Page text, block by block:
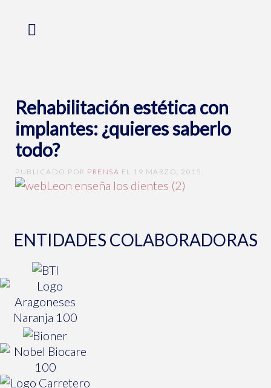
Rehabilitación estética con
implantes: ¿quieres saberlo
todo?
PUBLICADO POR PRENSA EL 19 MARZO, 2015 .
ENTIDADES COLABORADORAS